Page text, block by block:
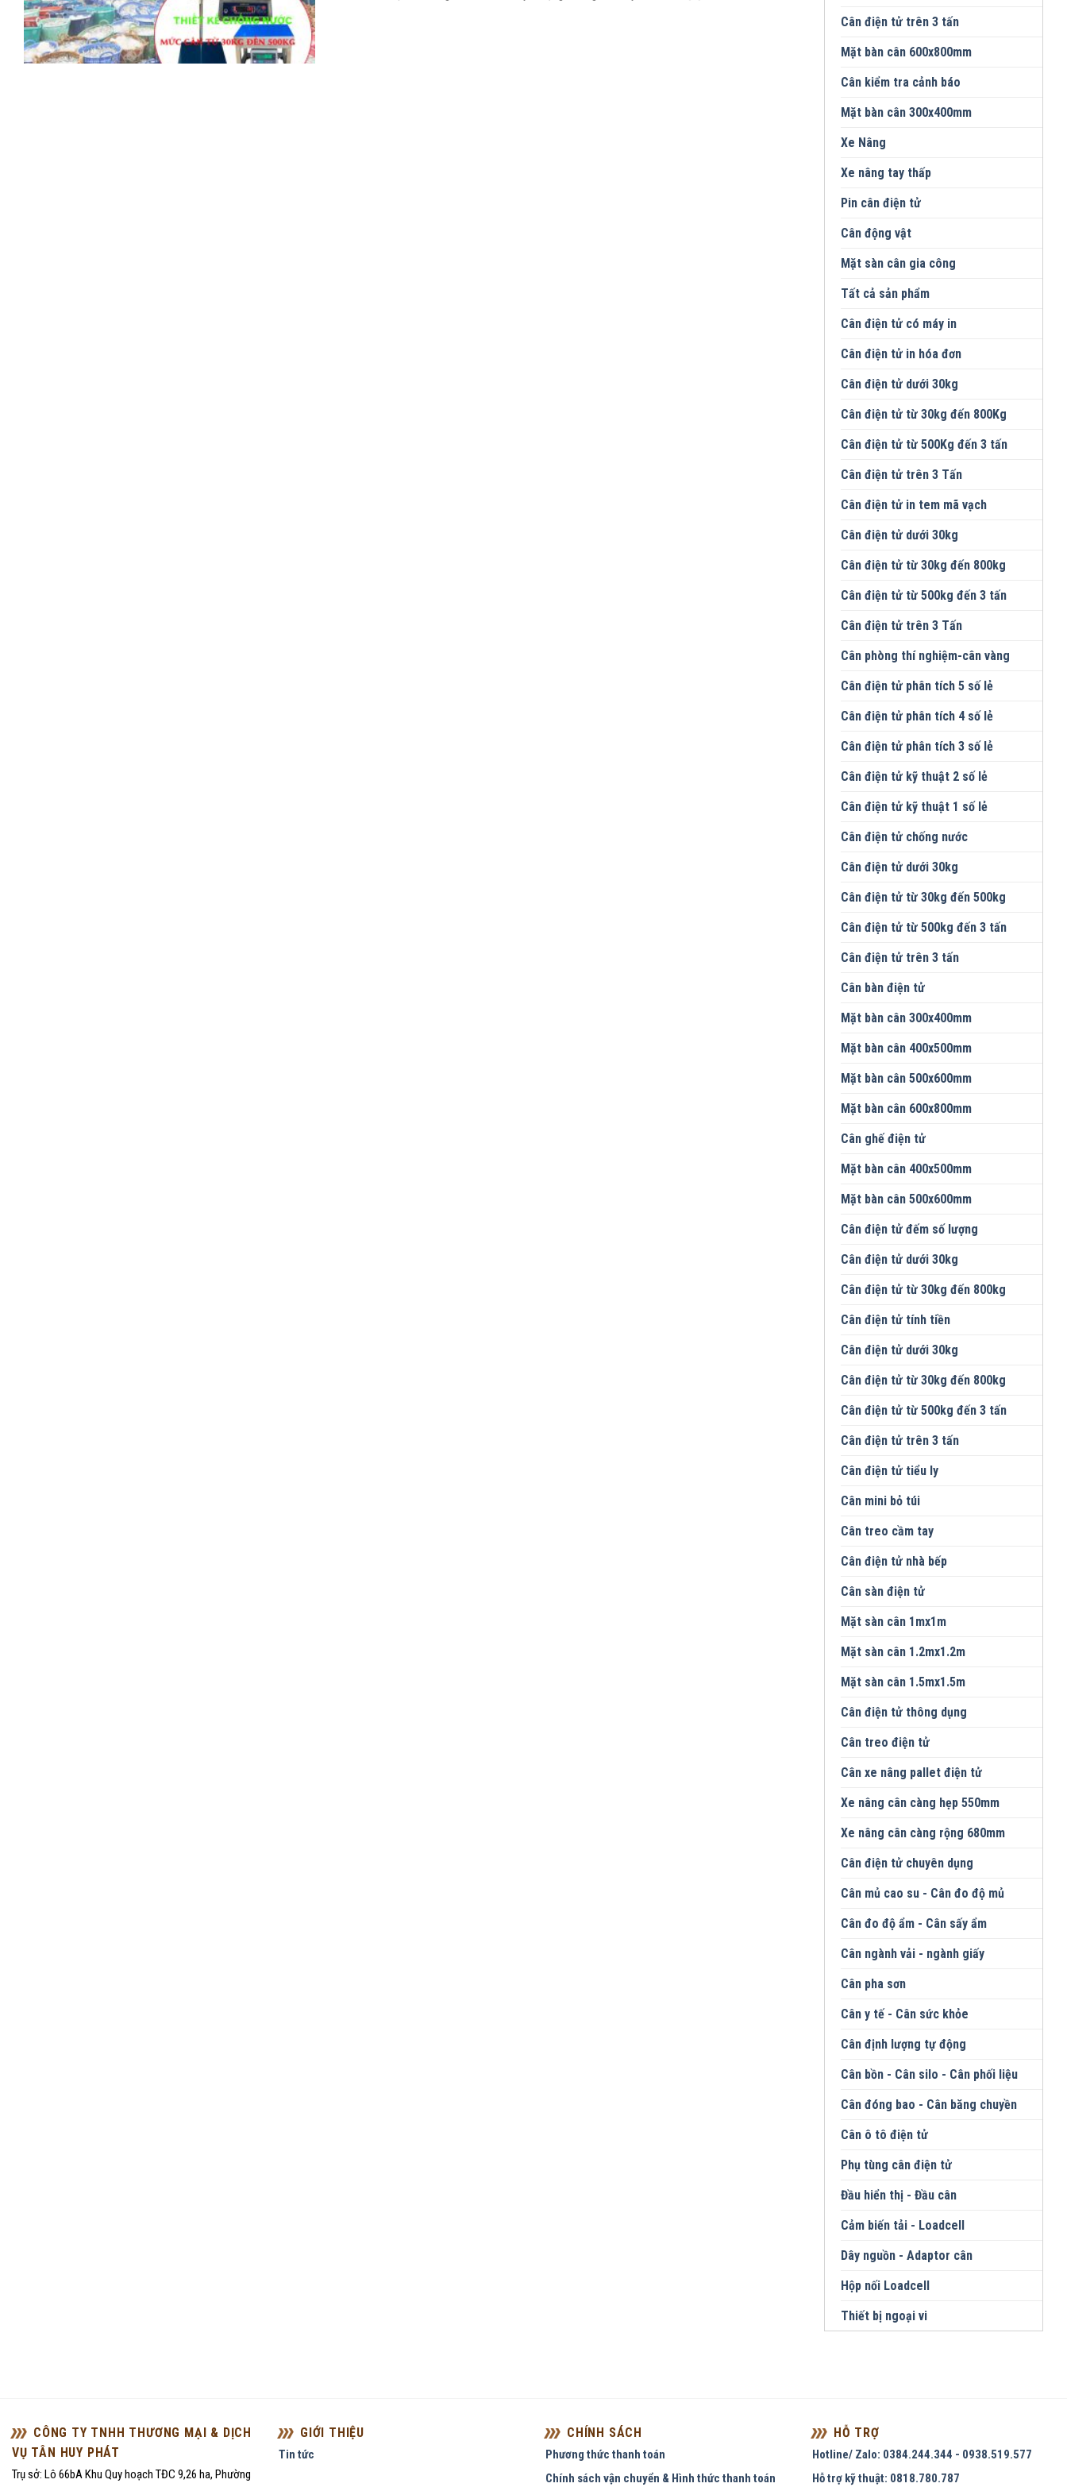
Cân điện tử trên 3 tấn
Mặt bàn cân 600x800mm
Cân kiểm tra cảnh báo
Mặt bàn cân 300x400mm
Xe Nâng
Xe nâng tay thấp
Pin cân điện tử
Cân động vật
Mặt sàn cân gia công
Tất cả sản phẩm
Cân điện tử có máy in
Cân điện tử in hóa đơn
Cân điện tử dưới 30kg
Cân điện tử từ 30kg đến 800Kg
Cân điện tử từ 500Kg đến 3 tấn
Cân điện tử trên 3 Tấn
Cân điện tử in tem mã vạch
Cân điện tử dưới 30kg
Cân điện tử từ 30kg đến 800kg
Cân điện tử từ 500kg đến 3 tấn
Cân điện tử trên 3 Tấn
Cân phòng thí nghiệm-cân vàng
Cân điện tử phân tích 5 số lẻ
Cân điện tử phân tích 4 số lẻ
Cân điện tử phân tích 3 số lẻ
Cân điện tử kỹ thuật 2 số lẻ
Cân điện tử kỹ thuật 1 số lẻ
Cân điện tử chống nước
Cân điện tử dưới 30kg
Cân điện tử từ 30kg đến 500kg
Cân điện tử từ 500kg đến 3 tấn
Cân điện tử trên 3 tấn
Cân bàn điện tử
Mặt bàn cân 300x400mm
Mặt bàn cân 400x500mm
Mặt bàn cân 500x600mm
Mặt bàn cân 600x800mm
Cân ghế điện tử
Mặt bàn cân 400x500mm
Mặt bàn cân 500x600mm
Cân điện tử đếm số lượng
Cân điện tử dưới 30kg
Cân điện tử từ 30kg đến 800kg
Cân điện tử tính tiền
Cân điện tử dưới 30kg
Cân điện tử từ 30kg đến 800kg
Cân điện tử từ 500kg đến 3 tấn
Cân điện tử trên 3 tấn
Cân điện tử tiểu ly
Cân mini bỏ túi
Cân treo cầm tay
Cân điện tử nhà bếp
Cân sàn điện tử
Mặt sàn cân 1mx1m
Mặt sàn cân 1.2mx1.2m
Mặt sàn cân 1.5mx1.5m
Cân điện tử thông dụng
Cân treo điện tử
Cân xe nâng pallet điện tử
Xe nâng cân càng hẹp 550mm
Xe nâng cân càng rộng 680mm
Cân điện tử chuyên dụng
Cân mủ cao su - Cân đo độ mủ
Cân đo độ ẩm - Cân sấy ẩm
Cân ngành vải - ngành giấy
Cân pha sơn
Cân y tế - Cân sức khỏe
Cân định lượng tự động
Cân bồn - Cân silo - Cân phối liệu
Cân đóng bao - Cân băng chuyền
Cân ô tô điện tử
Phụ tùng cân điện tử
Đầu hiển thị - Đầu cân
Cảm biến tải - Loadcell
Dây nguồn - Adaptor cân
Hộp nối Loadcell
Thiết bị ngoại vi
CÔNG TY TNHH THƯƠNG MẠI & DỊCH
VỤ TÂN HUY PHÁT
Trụ sở: Lô 66bA Khu Quy hoạch TĐC 9,26 ha, Phường
GIỚI THIỆU
Tin tức
CHÍNH SÁCH
Phương thức thanh toán
Chính sách vận chuyển & Hình thức thanh toán
HỖ TRỢ
Hotline/ Zalo: 0384.244.344 - 0938.519.577
Hỗ trợ kỹ thuật: 0818.780.787